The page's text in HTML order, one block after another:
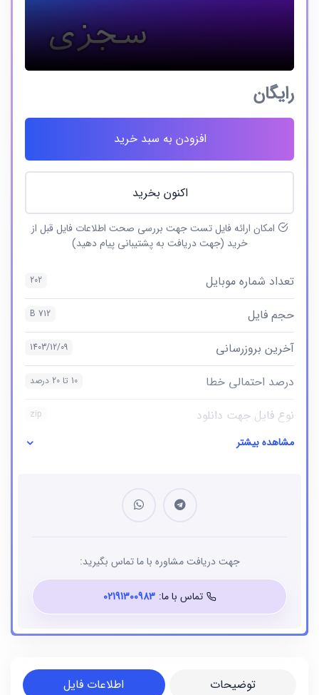
توضیحات اطلاعات فایل
رایگان
افزودن به سبد خرید
اکنون بخرید
امکان ارائه فایل تست جهت بررسی صحت اطلاعات فایل قبل از
خرید (جهت دریافت به پشتیبانی پیام دهید)
تعداد شماره موبایل 202
حجم فایل 712 B
آخرین بروزرسانی 1403/12/09
درصد احتمالی خطا 10 تا 20 درصد
نوع فایل جهت دانلود zip
نوع فایل بانک شماره موبایل مشاهده بیشتر
جهت دریافت مشاوره با ما تماس بگیرید:
تماس با ما: 02191300983